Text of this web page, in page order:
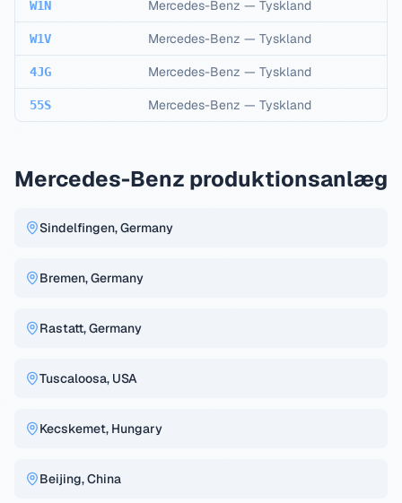
W1N Mercedes-Benz — Tyskland
W1V Mercedes-Benz — Tyskland
4JG Mercedes-Benz — Tyskland
55S Mercedes-Benz — Tyskland
Mercedes-Benz produktionsanlæg
Sindelfingen, Germany
Bremen, Germany
Rastatt, Germany
Tuscaloosa, USA
Kecskemet, Hungary
Beijing, China